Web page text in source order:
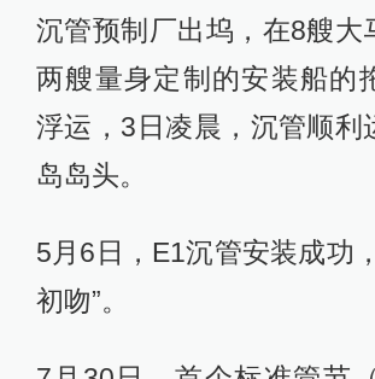
沉管预制厂出坞，在8艘大
两艘量身定制的安装船的
浮运，3日凌晨，沉管顺利
岛岛头。
5月6日，E1沉管安装成功
初吻”。